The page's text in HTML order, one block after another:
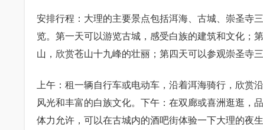
安排行程：大理的主要景点包括洱海、古城、崇圣寺
览。第一天可以游览古城，感受白族的建筑和文化；
山，欣赏苍山十九峰的壮丽；第四天可以参观崇圣寺
上午：租一辆自行车或电动车，沿着洱海骑行，欣
风光和丰富的白族文化。下午：在双廊或喜洲逛逛，
体力允许，可以在古城内的酒吧街体验一下大理的夜生